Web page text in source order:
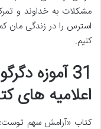
مشکلات به خداوند و
استرس را در زندگی مان
کنیم.
31 آموزه
اعلامیه های